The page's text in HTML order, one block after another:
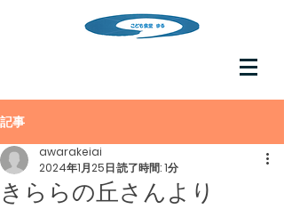
記事
きららの丘さんより
awarakeiai
2024年1月25日読了時間: 1分